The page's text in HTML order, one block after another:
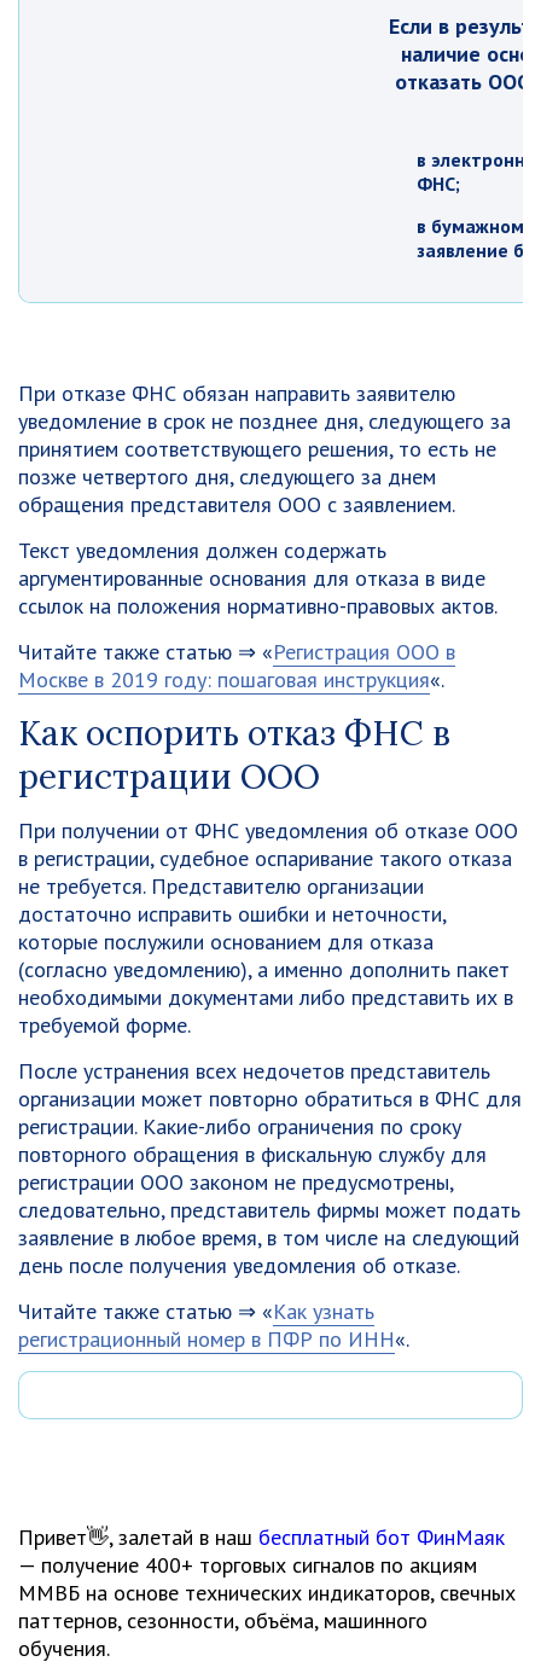
Если в
наличие
отказать ООО
в
ФНС;
в бумажном
заявление
При отказе ФНС обязан направить заявителю
уведомление в срок не позднее дня, следующего за
принятием соответствующего решения, то есть не
позже четвертого дня, следующего за днем
обращения представителя ООО с заявлением.
Текст уведомления должен содержать
аргументированные основания для отказа в виде
ссылок на положения нормативно-правовых актов.
Читайте также статью ⇒ «Регистрация ООО в
Москве в 2019 году: пошаговая инструкция«.
Как оспорить отказ ФНС в
регистрации ООО
При получении от ФНС уведомления об отказе ООО
в регистрации, судебное оспаривание такого отказа
не требуется. Представителю организации
достаточно исправить ошибки и неточности,
которые послужили основанием для отказа
(согласно уведомлению), а именно дополнить пакет
необходимыми документами либо представить их в
требуемой форме.
После устранения всех недочетов представитель
организации может повторно обратиться в ФНС для
регистрации. Какие-либо ограничения по сроку
повторного обращения в фискальную службу для
регистрации ООО законом не предусмотрены,
следовательно, представитель фирмы может подать
заявление в любое время, в том числе на следующий
день после получения уведомления об отказе.
Читайте также статью ⇒ «Как узнать
регистрационный номер в ПФР по ИНН«.
Привет👋, залетай в наш бесплатный бот ФинМаяк
— получение 400+ торговых сигналов по акциям
ММВБ на основе технических индикаторов, свечных
паттернов, сезонности, объёма, машинного
обучения.